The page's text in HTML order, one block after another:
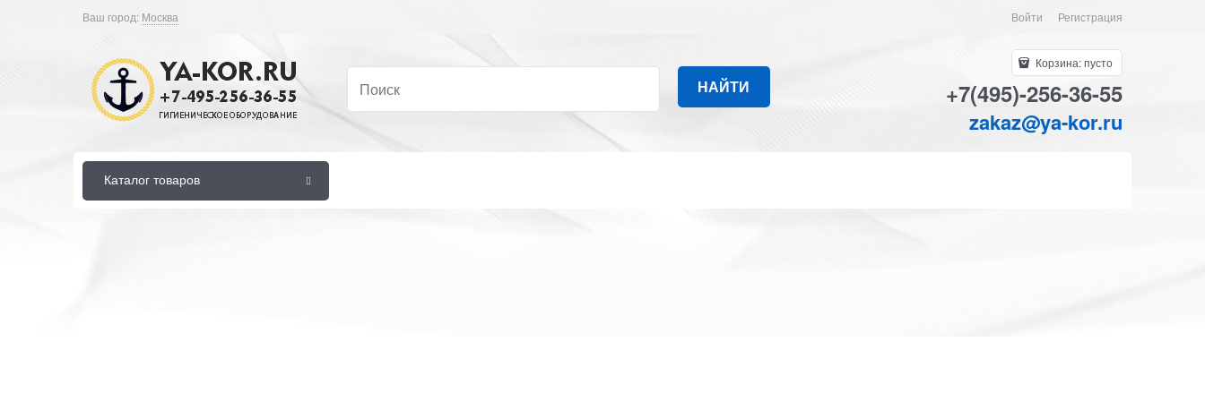
Ваш город: Москва Войти Регистрация
НАЙТИ
Корзина:пусто
+7(495)-256-36-55
zakaz@ya-kor.ru
Каталог товаров